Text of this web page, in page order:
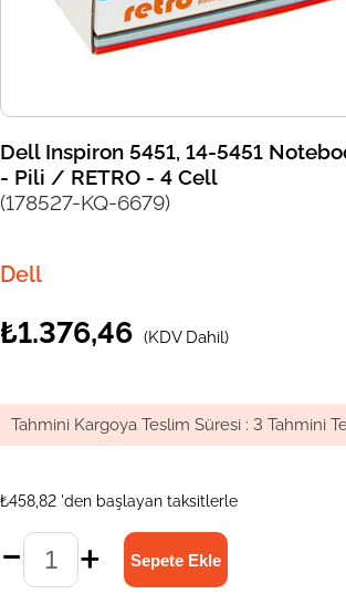
Dell Inspiron 5451, 14-5451
- Pili / RETRO - 4 Cell
(178527-KQ-6679)
Dell
₺1.376,46 (KDV Dahil)
Tahmini Kargoya Teslim Süresi : 3 Tahmini
₺458,82 'den başlayan taksitlerle